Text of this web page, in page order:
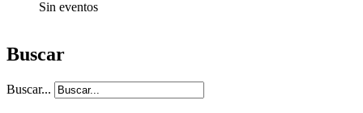
Sin eventos
Buscar
Buscar...